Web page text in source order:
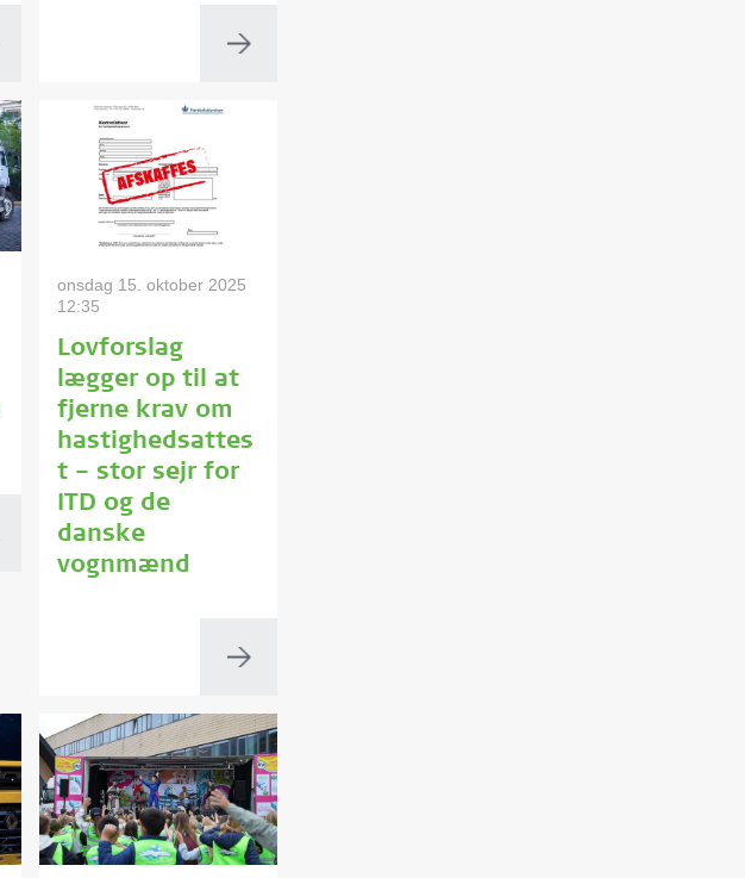
onsdag 15. oktober 2025
12:35
Lovforslag
lægger op til at
fjerne krav om
hastighedsattes
t – stor sejr for
ITD og de
danske
vognmænd